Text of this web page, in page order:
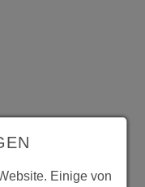
Einige von